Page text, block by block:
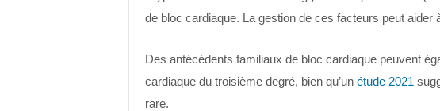
de bloc cardiaque. La gestion de ces facteurs peut aider
Des antécédents familiaux de bloc cardiaque peuvent
cardiaque du troisième degré, bien qu’un étude 2021
rare.